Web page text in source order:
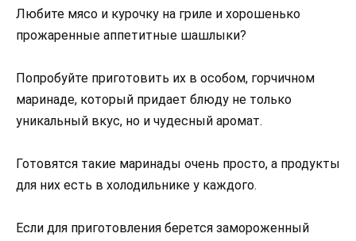
Любите мясо и курочку на гриле и хорошенько
прожаренные аппетитные шашлыки?
Попробуйте приготовить их в особом, горчичном
маринаде, который придает блюду не только
уникальный вкус, но и чудесный аромат.
Готовятся такие маринады очень просто, а продукты
для них есть в холодильнике у каждого.
Если для приготовления берется замороженный